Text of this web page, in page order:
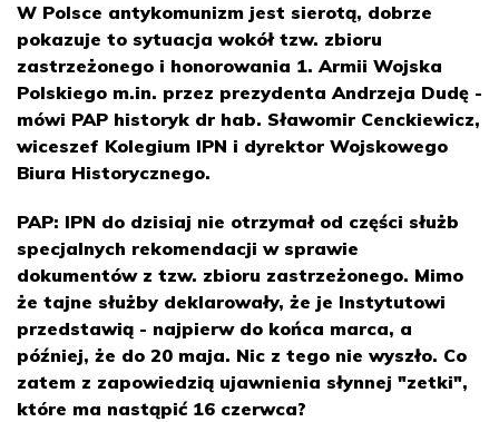
W Polsce antykomunizm jest sierotą, dobrze
pokazuje to sytuacja wokół tzw. zbioru
zastrzeżonego i honorowania 1. Armii Wojska
Polskiego m.in. przez prezydenta Andrzeja Dudę -
mówi PAP historyk dr hab. Sławomir Cenckiewicz,
wiceszef Kolegium IPN i dyrektor Wojskowego
Biura Historycznego.
PAP: IPN do dzisiaj nie otrzymał od części służb
specjalnych rekomendacji w sprawie
dokumentów z tzw. zbioru zastrzeżonego. Mimo
że tajne służby deklarowały, że je Instytutowi
przedstawią - najpierw do końca marca, a
później, że do 20 maja. Nic z tego nie wyszło. Co
zatem z zapowiedzią ujawnienia słynnej "zetki",
które ma nastąpić 16 czerwca?